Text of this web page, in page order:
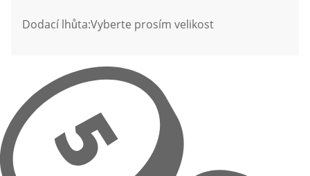
Dodací lhůta:Vyberte prosím velikost